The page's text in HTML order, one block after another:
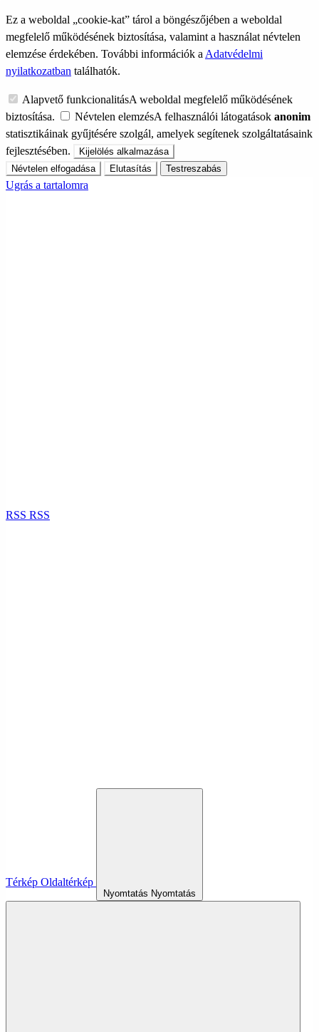
Ez a weboldal „cookie-kat” tárol a böngészőjében a weboldal
megfelelő működésének biztosítása, valamint a használat névtelen
elemzése érdekében. További információk a Adatvédelmi
nyilatkozatban találhatók.
Alapvető funkcionalitásA weboldal megfelelő működésének
biztosítása.
Névtelen elemzésA felhasználói látogatások anonim
statisztikáinak gyűjtésére szolgál, amelyek segítenek szolgáltatásaink
fejlesztésében.
Kijelölés alkalmazása
Névtelen elfogadása
Elutasítás Testreszabás
Ugrás a tartalomra
RSS RSS
Térkép Oldaltérkép
Nyomtatás Nyomtatás